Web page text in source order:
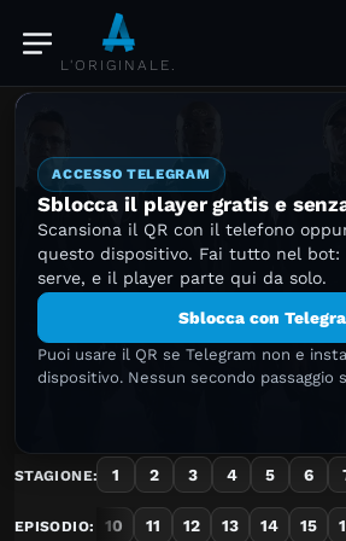
L'ORIGINALE.
ACCESSO TELEGRAM
Sblocca il player gratis e
Scansiona il QR con il telefono
questo dispositivo. Fai tutto nel bot:
serve, e il player parte qui da solo.
Sblocca con
Puoi usare il QR se Telegram non e
dispositivo. Nessun secondo passaggio
STAGIONE: 1 2 3 4 5 6
EPISODIO:
8 9 10 11 12 13 14 15